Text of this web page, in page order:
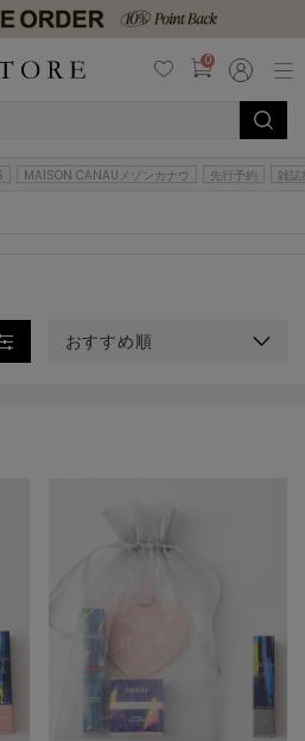
0
MAISON CANAUメゾンカナウ 先行予約 雑誌
おすすめ順